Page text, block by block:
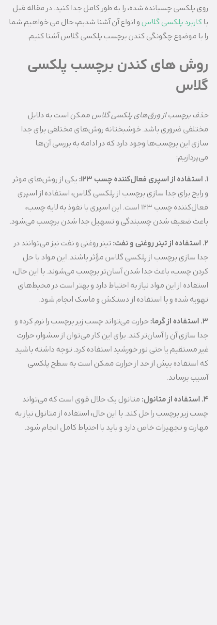
روی پلکسی چسبانده شده، را به طور کامل جدا کنید. در مقاله قبل
با کاربرد پلکسی گلاسو انواع آن آشنا شدیم، حال می خواهیم شما
را با موضوع چگونگی کندن برچسب پلکسی گلاس آشنا کنیم.
روش های کندن برچسب پلکسی
گلاس
حذف برچسب از ورق‌های پلکسی گلاس ممکن است به دلایل
مختلفی ضروری باشد. خوشبختانه روش‌های مختلفی برای جدا
سازی این برچسب‌ها وجود دارد که در ادامه به بررسی آن‌ها
می‌پردازیم:
1. استفاده از اسپری فعال‌کننده چسب 123:
یکی از روش‌های موثر
و رایج برای جدا سازی برچسب از پلکسی گلاس، استفاده از اسپری
فعال‌کننده چسب 123 است. این اسپری با نفوذ به لایه چسب،
باعث ضعیف شدن چسبندگی و تسهیل جدا شدن برچسب می‌شود.
2. استفاده از تینر روغنی و نفت:
تینر روغنی و نفت نیز می‌توانند در
جدا سازی برچسب از پلکسی گلاس مؤثر باشند. این مواد با حل
کردن چسب، باعث جدا شدن آسان‌تر برچسب می‌شوند. با این حال،
استفاده از این مواد نیاز به احتیاط دارد و بهتر است در محیط‌های
تهویه شده و با استفاده از دستکش و ماسک انجام شود.
3. استفاده از گرما:
حرارت می‌تواند چسب زیر برچسب را نرم کرده و
جدا سازی آن را آسان‌تر کند. برای این کار می‌توان از سشوار، حرارت
غیر مستقیم یا حتی نور خورشید استفاده کرد. توجه داشته باشید
که استفاده بیش از حد از حرارت ممکن است به سطح پلکسی
آسیب برساند.
4. استفاده از متانول:
متانول یک حلال قوی است که می‌تواند
چسب زیر برچسب را حل کند. با این حال، استفاده از متانول نیاز به
مهارت و تجهیزات خاص دارد و باید با احتیاط کامل انجام شود.